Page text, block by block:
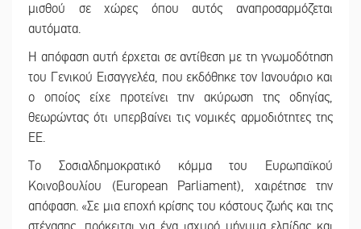
μισθού σε χώρες όπου αυτός αναπροσαρμόζεται
αυτόματα.
Η απόφαση αυτή έρχεται σε αντίθεση με τη γνωμοδότηση
του Γενικού Εισαγγελέα, που εκδόθηκε τον Ιανουάριο και
ο οποίος είχε προτείνει την ακύρωση της οδηγίας,
θεωρώντας ότι υπερβαίνει τις νομικές αρμοδιότητες της
ΕΕ.
Το Σοσιαλδημοκρατικό κόμμα του Ευρωπαϊκού
Κοινοβουλίου (European Parliament), χαιρέτησε την
απόφαση. «Σε μια εποχή κρίσης του κόστους ζωής και της